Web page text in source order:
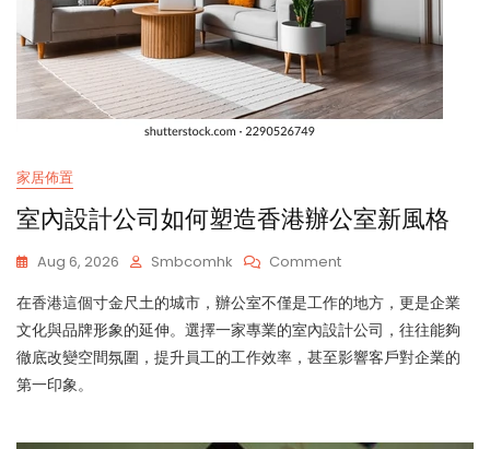
家居佈置
室內設計公司如何塑造香港辦公室新風格
Aug 6, 2026 Smbcomhk CommentOn
內
設
計
公
在香港這個寸金尺土的城市，辦公室不僅是工作的地方，更是企業
文化與品牌形象的延伸。選擇一家專業的室內設計公司，往往能夠
徹底改變空間氛圍，提升員工的工作效率，甚至影響客戶對企業的
第一印象。